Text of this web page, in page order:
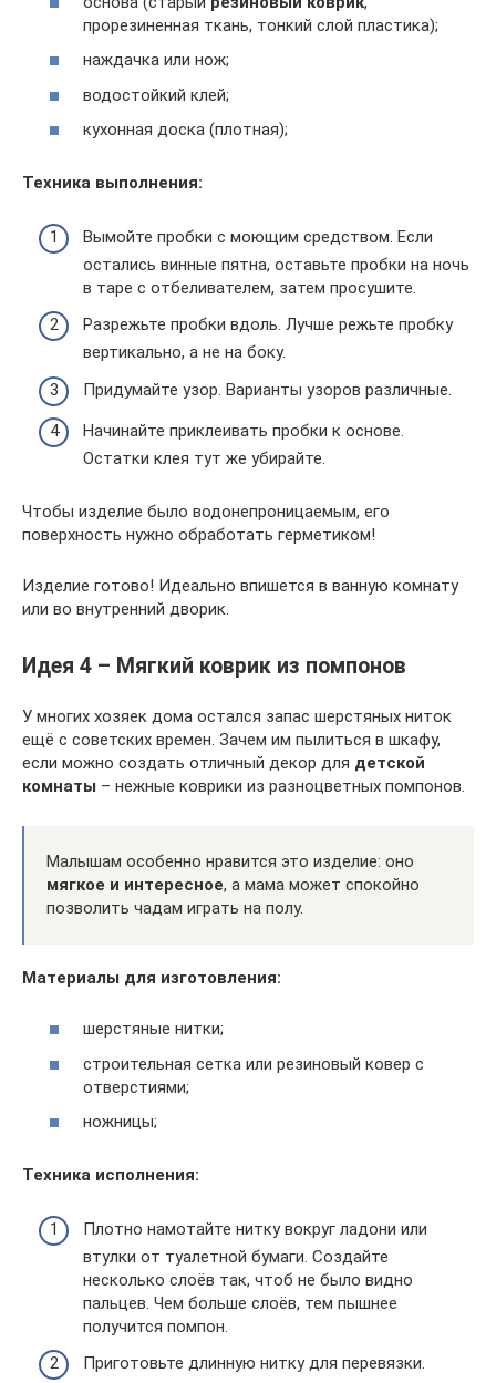
прорезиненная ткань, тонкий слой пластика);
наждачка или нож;
водостойкий клей;
кухонная доска (плотная);
Техника выполнения:
Вымойте пробки с моющим средством. Если
остались винные пятна, оставьте пробки на ночь
в таре с отбеливателем, затем просушите.
Разрежьте пробки вдоль. Лучше режьте пробку
вертикально, а не на боку.
Придумайте узор. Варианты узоров различные.
Начинайте приклеивать пробки к основе.
Остатки клея тут же убирайте.
Чтобы изделие было водонепроницаемым, его
поверхность нужно обработать герметиком!
Изделие готово! Идеально впишется в ванную комнату
или во внутренний дворик.
Идея 4 – Мягкий коврик из помпонов
У многих хозяек дома остался запас шерстяных ниток
ещё с советских времен. Зачем им пылиться в шкафу,
если можно создать отличный декор для детской
комнаты – нежные коврики из разноцветных помпонов.
Малышам особенно нравится это изделие: оно
мягкое и интересное, а мама может спокойно
позволить чадам играть на полу.
Материалы для изготовления:
шерстяные нитки;
строительная сетка или резиновый ковер с
отверстиями;
ножницы;
Техника исполнения:
Плотно намотайте нитку вокруг ладони или
втулки от туалетной бумаги. Создайте
несколько слоёв так, чтоб не было видно
пальцев. Чем больше слоёв, тем пышнее
получится помпон.
Приготовьте длинную нитку для перевязки.